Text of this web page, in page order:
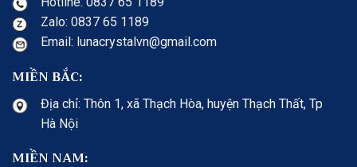
Zalo: 0837 65 1189
Email: lunacrystalvn@gmail.com
MIỀN BẮC:
Địa chỉ: Thôn 1, xã Thạch Hòa, huyện Thạch Thất, Tp
Hà Nội
MIỀN NAM: